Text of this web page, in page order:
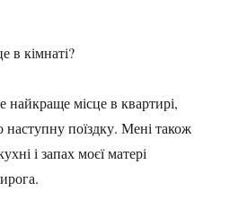
в кімнаті?
найкраще місце в квартирі,
наступну поїздку. Мені також
і запах моєї матері